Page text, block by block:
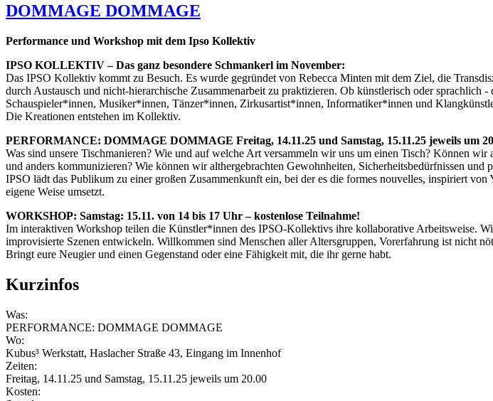
DOMMAGE DOMMAGE
Performance und Workshop mit dem Ipso Kollektiv
IPSO KOLLEKTIV – Das ganz besondere Schmankerl im November:
Das IPSO Kollektiv kommt zu Besuch. Es wurde gegründet von Rebecca Minten mit dem Ziel, die
durch Austausch und nicht-hierarchische Zusammenarbeit zu praktizieren. Ob künstlerisch oder sprachlich
Schauspieler*innen, Musiker*innen, Tänzer*innen, Zirkusartist*innen, Informatiker*innen und
Die Kreationen entstehen im Kollektiv.
PERFORMANCE: DOMMAGE DOMMAGE Freitag, 14.11.25 und Samstag, 15.11.25 jeweils um
Was sind unsere Tischmanieren? Wie und auf welche Art versammeln wir uns um einen Tisch? Können wir
und anders kommunizieren? Wie können wir althergebrachten Gewohnheiten, Sicherheitsbedürfnissen und
IPSO lädt das Publikum zu einer großen Zusammenkunft ein, bei der es die formes nouvelles, inspiriert
eigene Weise umsetzt.
WORKSHOP: Samstag: 15.11. von 14 bis 17 Uhr – kostenlose Teilnahme!
Im interaktiven Workshop teilen die Künstler*innen des IPSO-Kollektivs ihre kollaborative Arbeitsweise.
improvisierte Szenen entwickeln. Willkommen sind Menschen aller Altersgruppen, Vorerfahrung ist nicht
Bringt eure Neugier und einen Gegenstand oder eine Fähigkeit mit, die ihr gerne habt.
Kurzinfos
Was:
PERFORMANCE: DOMMAGE DOMMAGE
Wo:
Kubus³ Werkstatt, Haslacher Straße 43, Eingang im Innenhof
Zeiten:
Freitag, 14.11.25 und Samstag, 15.11.25 jeweils um 20.00
Kosten: